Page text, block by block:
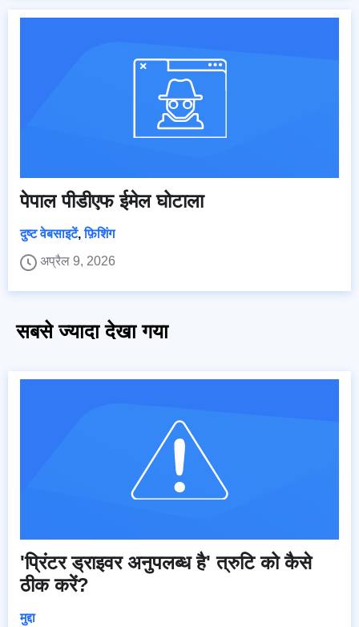
पेपाल पीडीएफ ईमेल घोटाला
दुष्ट वेबसाइटें,फ़िशिंग
अप्रैल 9, 2026
सबसे ज्यादा देखा गया
'प्रिंटर ड्राइवर अनुपलब्ध है' त्रुटि को कैसे
ठीक करें?
मुद्दा